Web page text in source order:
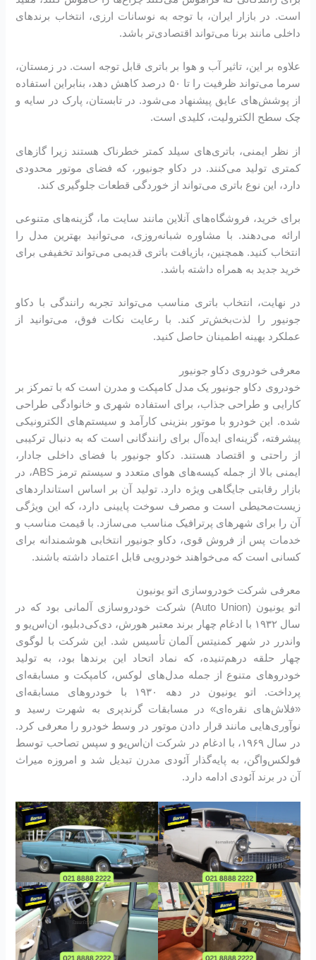
است. در بازار ایران، با توجه به نوسانات ارزی، انتخاب برندهای
داخلی مانند برنا می‌تواند اقتصادی‌تر باشد.
علاوه بر این، تاثیر آب و هوا بر باتری قابل توجه است. در زمستان،
سرما می‌تواند ظرفیت را تا ۵۰ درصد کاهش دهد، بنابراین استفاده
از پوشش‌های عایق پیشنهاد می‌شود. در تابستان، پارک در سایه و
چک سطح الکترولیت، کلیدی است.
از نظر ایمنی، باتری‌های سیلد کمتر خطرناک هستند زیرا گازهای
کمتری تولید می‌کنند. در دکاو جونیور، که فضای موتور محدودی
دارد، این نوع باتری می‌تواند از خوردگی قطعات جلوگیری کند.
برای خرید، فروشگاه‌های آنلاین مانند سایت ما، گزینه‌های متنوعی
ارائه می‌دهند. با مشاوره شبانه‌روزی، می‌توانید بهترین مدل را
انتخاب کنید. همچنین، بازیافت باتری قدیمی می‌تواند تخفیفی برای
خرید جدید به همراه داشته باشد.
در نهایت، انتخاب باتری مناسب می‌تواند تجربه رانندگی با دکاو
جونیور را لذت‌بخش‌تر کند. با رعایت نکات فوق، می‌توانید از
عملکرد بهینه اطمینان حاصل کنید.
معرفی خودروی دکاو جونیور
خودروی دکاو جونیور یک مدل کامپکت و مدرن است که با تمرکز بر
کارایی و طراحی جذاب، برای استفاده شهری و خانوادگی طراحی
شده. این خودرو با موتور بنزینی کارآمد و سیستم‌های الکترونیکی
پیشرفته، گزینه‌ای ایده‌آل برای رانندگانی است که به دنبال ترکیبی
از راحتی و اقتصاد هستند. دکاو جونیور با فضای داخلی جادار،
ایمنی بالا از جمله کیسه‌های هوای متعدد و سیستم ترمز ABS، در
بازار رقابتی جایگاهی ویژه دارد. تولید آن بر اساس استانداردهای
زیست‌محیطی است و مصرف سوخت پایینی دارد، که این ویژگی
آن را برای شهرهای پرترافیک مناسب می‌سازد. با قیمت مناسب و
خدمات پس از فروش قوی، دکاو جونیور انتخابی هوشمندانه برای
کسانی است که می‌خواهند خودرویی قابل اعتماد داشته باشند.
معرفی شرکت خودروسازی اتو یونیون
اتو یونیون (Auto Union) شرکت خودروسازی آلمانی بود که در
سال ۱۹۳۲ با ادغام چهار برند معتبر هورش، دی‌کی‌دبلیو، ان‌اس‌یو و
واندرر در شهر کمنیتس آلمان تأسیس شد. این شرکت با لوگوی
چهار حلقه درهم‌تنیده، که نماد اتحاد این برندها بود، به تولید
خودروهای متنوع از جمله مدل‌های لوکس، کامپکت و مسابقه‌ای
پرداخت. اتو یونیون در دهه ۱۹۳۰ با خودروهای مسابقه‌ای
«فلاش‌های نقره‌ای» در مسابقات گرندپری به شهرت رسید و
نوآوری‌هایی مانند قرار دادن موتور در وسط خودرو را معرفی کرد.
در سال ۱۹۶۹، با ادغام در شرکت ان‌اس‌یو و سپس تصاحب توسط
فولکس‌واگن، به پایه‌گذار آئودی مدرن تبدیل شد و امروزه میراث
آن در برند آئودی ادامه دارد.